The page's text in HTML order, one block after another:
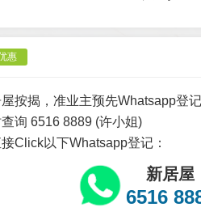
惠
按揭，准业主预先Whatsapp登
查询 6516 8889 (许小姐)
Click以下Whatsapp登记：
新居屋
6516